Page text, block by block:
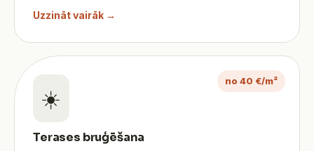
Uzzināt vairāk →
no 40 €/m²
☀️
Terases bruģēšana